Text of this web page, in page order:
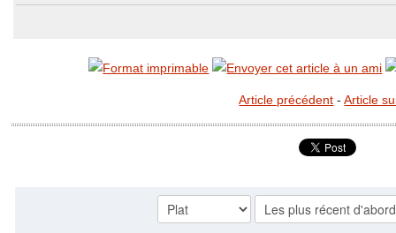
Article précédent -Article